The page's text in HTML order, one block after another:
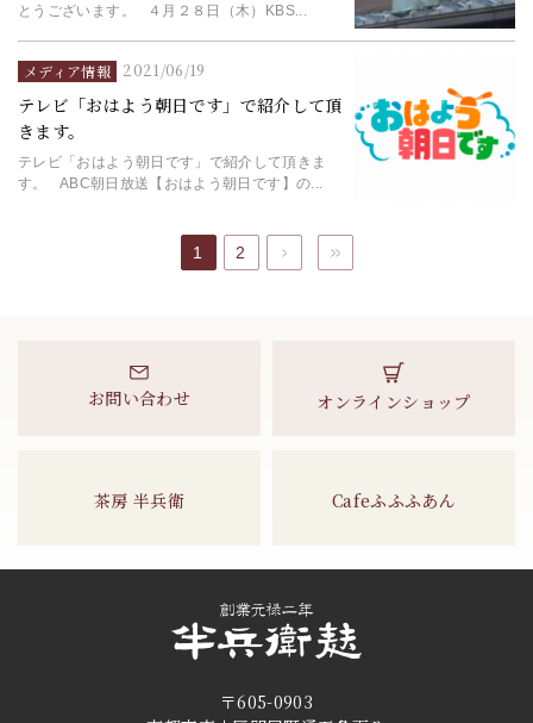
とうございます。 ４月２８日（木）KBS...
2021/06/19
メディア情報
テレビ「おはよう朝日です」で紹介して頂
きます。
テレビ「おはよう朝日です」で紹介して頂きま
す。 ABC朝日放送【おはよう朝日です】の...
1 2 次へ
お問い合わせ オンラインショップ
茶房 半兵衛 Cafeふふふあん
〒605-0903